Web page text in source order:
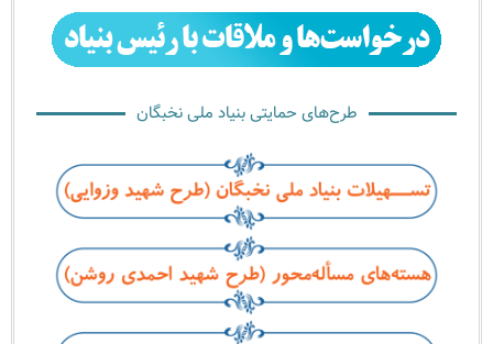
طرح‌های حمایتی بنیاد ملی نخبگان